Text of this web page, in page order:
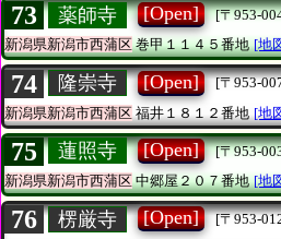
73 薬師寺 [Open]
[〒953-
新潟県新潟市西蒲区巻甲１１４５番地 [地
74 隆崇寺 [Open]
[〒953-
新潟県新潟市西蒲区 福井１８１２番地 [地
75 蓮照寺 [Open]
[〒953-
新潟県新潟市西蒲区中郷屋２０７番地 [地
76 楞厳寺 [Open]
[〒953-